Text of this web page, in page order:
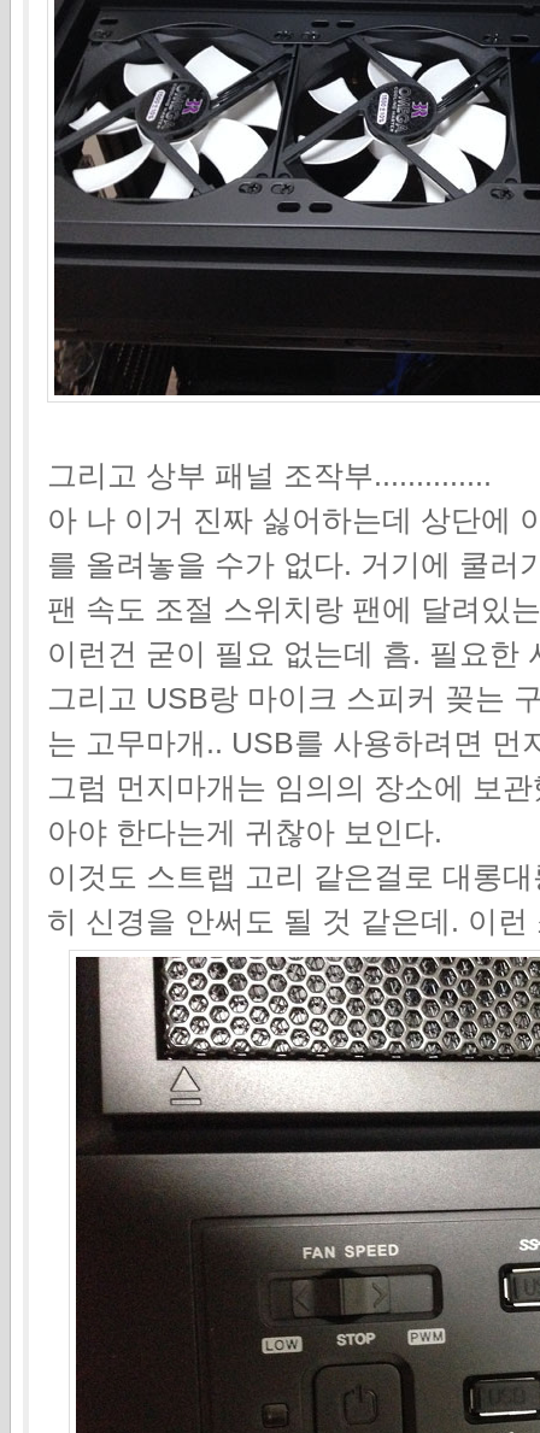
그리고 상부 패널 조작부..............
아 나 이거 진짜 싫어하는데 상단에
를 올려놓을 수가 없다. 거기에 쿨러
팬 속도 조절 스위치랑 팬에 달려있
이런건 굳이 필요 없는데 흠. 필요한
그리고 USB랑 마이크 스피커 꽂는
는 고무마개.. USB를 사용하려면
그럼 먼지마개는 임의의 장소에 보
아야 한다는게 귀찮아 보인다.
이것도 스트랩 고리 같은걸로 대롱
히 신경을 안써도 될 것 같은데. 이